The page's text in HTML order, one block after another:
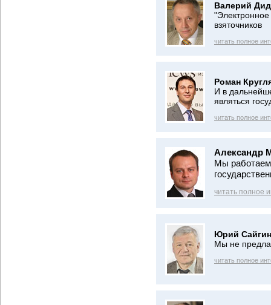
Валерий
"Электронное
взяточников
читать полное
Роман
И в
являться
читать полное
Александр
Мы
читать полное
Юрий
Мы не
читать полное